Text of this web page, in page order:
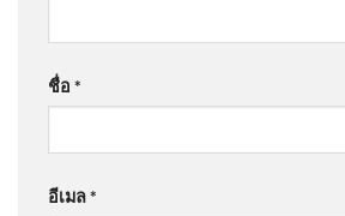
ชื่อ *
อีเมล*